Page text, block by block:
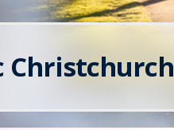
Christchurch